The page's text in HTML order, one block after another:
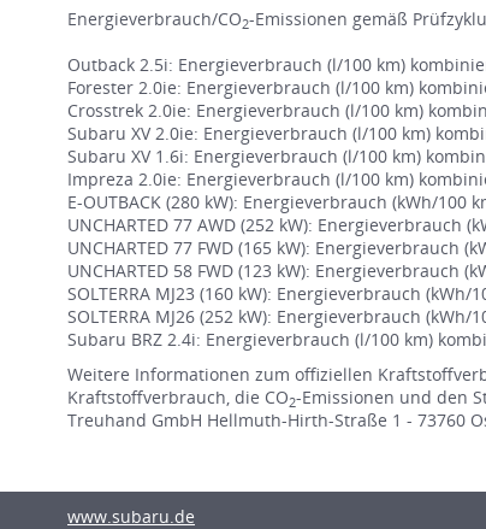
Energieverbrauch/CO2-Emissionen gemäß
Outback 2.5i: Energieverbrauch (l/100 km)
Forester 2.0ie: Energieverbrauch (l/100 km)
Crosstrek 2.0ie: Energieverbrauch (l/100 km)
Subaru XV 2.0ie: Energieverbrauch (l/100 km)
Subaru XV 1.6i: Energieverbrauch (l/100 km)
Impreza 2.0ie: Energieverbrauch (l/100 km)
E-OUTBACK (280 kW): Energieverbrauch (kWh/100
UNCHARTED 77 AWD (252 kW): Energieverbrauch
UNCHARTED 77 FWD (165 kW): Energieverbrauch
UNCHARTED 58 FWD (123 kW): Energieverbrauch
SOLTERRA MJ23 (160 kW): Energieverbrauch
SOLTERRA MJ26 (252 kW): Energieverbrauch (kWh/
Subaru BRZ 2.4i: Energieverbrauch (l/100 km)
Weitere Informationen zum offiziellen
Kraftstoffverbrauch, die CO2-Emissionen und den
Treuhand GmbH Hellmuth-Hirth-Straße 1 - 73760
www.subaru.de